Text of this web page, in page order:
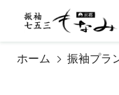
ホーム 振袖プラ